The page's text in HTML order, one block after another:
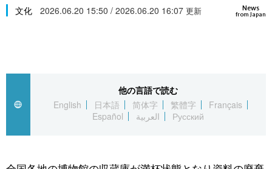
Русский
カテゴリー
経済・ビジネス
国際
トップ
アーカイブ
In-depth
Japan Data
News
from Japan
文化 2026.06.20 15:50 / 2026.06.20 16:07 更新
他の言語で読む
English
日本語 简体字 繁體字
Français
Español
العربية Русский